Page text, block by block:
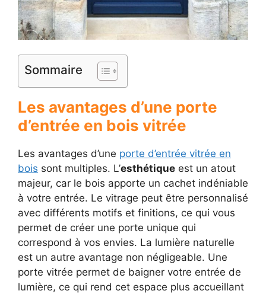
Sommaire
Les avantages d’une porte
d’entrée en bois vitrée
Les avantages d’une porte d’entrée vitrée en
bois sont multiples. L’esthétique est un atout
majeur, car le bois apporte un cachet indéniable
à votre entrée. Le vitrage peut être personnalisé
avec différents motifs et finitions, ce qui vous
permet de créer une porte unique qui
correspond à vos envies. La lumière naturelle
est un autre avantage non négligeable. Une
porte vitrée permet de baigner votre entrée de
lumière, ce qui rend cet espace plus accueillant